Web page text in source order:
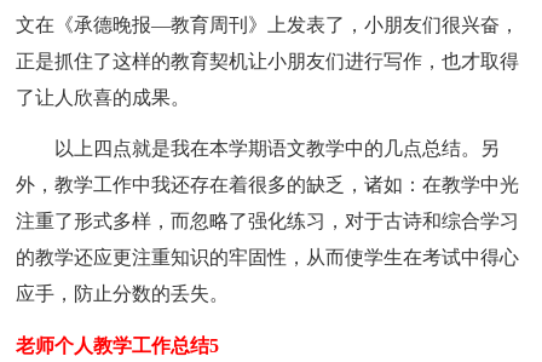
文在《承德晚报—教育周刊》上发表了，小朋友们很兴奋，
正是抓住了这样的教育契机让小朋友们进行写作，也才取得
了让人欣喜的成果。
以上四点就是我在本学期语文教学中的几点总结。另
外，教学工作中我还存在着很多的缺乏，诸如：在教学中光
注重了形式多样，而忽略了强化练习，对于古诗和综合学习
的教学还应更注重知识的牢固性，从而使学生在考试中得心
应手，防止分数的丢失。
老师个人教学工作总结5